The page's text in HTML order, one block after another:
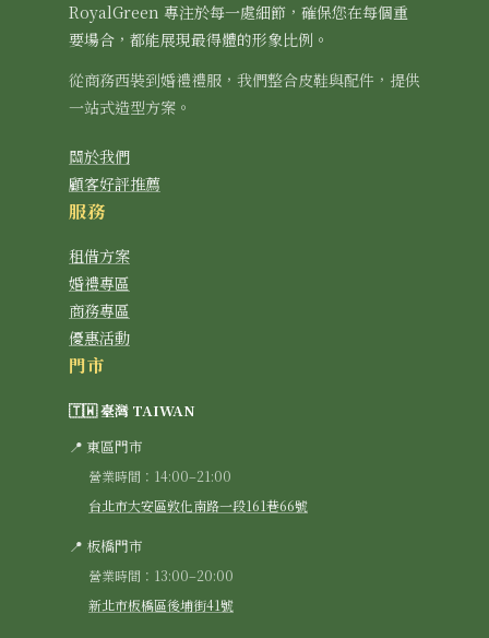
RoyalGreen 專注於每一處細節，確保您在每個重
要場合，都能展現最得體的形象比例。
從商務西裝到婚禮禮服，我們整合皮鞋與配件，提供
一站式造型方案。
關於我們
顧客好評推薦
服務
租借方案
婚禮專區
商務專區
優惠活動
門市
🇹🇼 臺灣 TAIWAN
📍 東區門市
營業時間：14:00–21:00
台北市大安區敦化南路一段161巷66號
📍 板橋門市
營業時間：13:00–20:00
新北市板橋區後埔街41號